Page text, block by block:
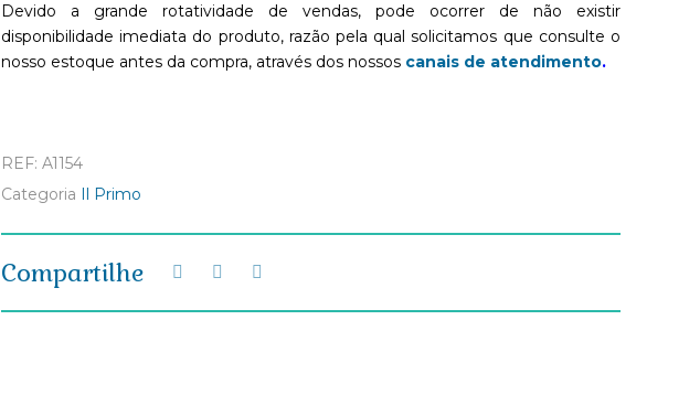
Devido a grande rotatividade de vendas, pode ocorrer de não existir
disponibilidade imediata do produto, razão pela qual solicitamos que consulte o
nosso estoque antes da compra, através dos nossos canais de atendimento.
REF: A1154
Categoria Il Primo
Compartilhe